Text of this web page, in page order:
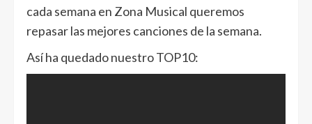
cada semana en Zona Musical queremos
repasar las mejores canciones de la semana.
Así ha quedado nuestro TOP10: